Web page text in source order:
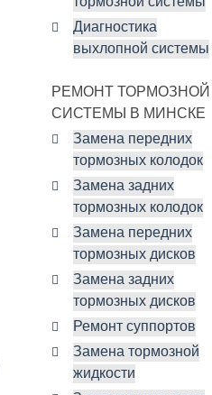
Диагностика
выхлопной системы
РЕМОНТ ТОРМОЗНОЙ
СИСТЕМЫ В МИНСКЕ
Замена передних
тормозных колодок
Замена задних
тормозных колодок
Замена передних
тормозных дисков
Замена задних
тормозных дисков
Ремонт суппортов
Замена тормозной
жидкости